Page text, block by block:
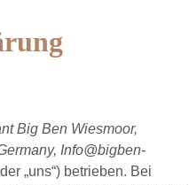
Big Ben Wiesmoor,
Info@bigben-
„uns“) betrieben. Bei